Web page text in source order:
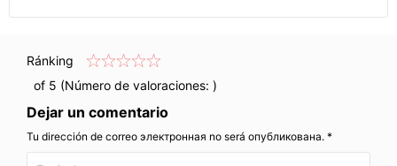
Ránking
of 5 (Número de valoraciones: )
Dejar un comentario
Tu dirección de correo электронная no será опубликована. *